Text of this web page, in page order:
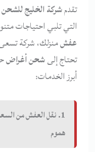
تقدمشركة الخليج للشحن
التي تلبي احتياجات
عفشمنزلك، شركة
تحتاج إلىشحن أغراض
أبرز الخدمات:
1. نقل العفش من
هموم